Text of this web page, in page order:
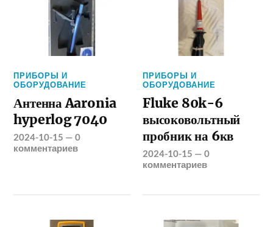
ПРИБОРЫ И
ОБОРУДОВАНИЕ
Антенна Aaronia
hyperlog 7040
2024-10-15 —0
комментариев
ПРИБОРЫ И
ОБОРУДОВАНИЕ
Fluke 80k-6
высоковольтный
пробник на 6кв
2024-10-15 —0
комментариев